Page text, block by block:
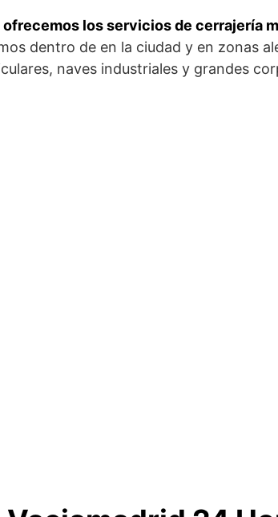
los servicios de cerrajería
dentro de en la ciudad y en zonas
naves industriales y grandes